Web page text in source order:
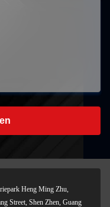
Heng Ming Zhu,
Street, Shen Zhen, Guang